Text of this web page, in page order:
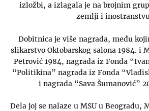
izložbi, a izlagala je na brojnim
zemlji i
Dobitnica je više nagrada, među
slikarstvo Oktobarskog salona 1984. i
Petrović 1984, nagrada iz Fonda
“Politikina” nagrada iz Fonda
i nagrada “Sava Šumanović”
Dela joj se nalaze u MSU u Beogradu,